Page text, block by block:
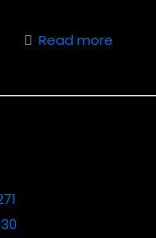
Read more